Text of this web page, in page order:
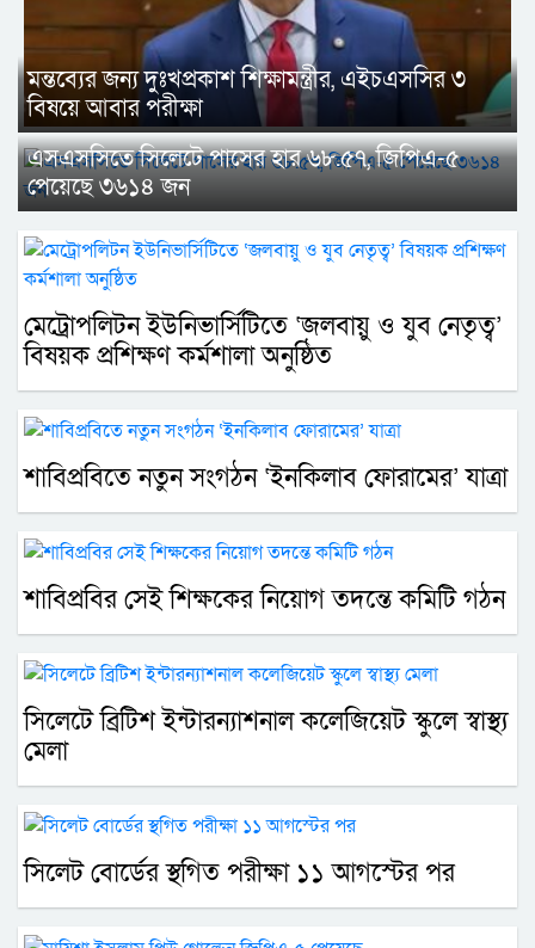
মন্তব্যের জন্য দুঃখপ্রকাশ শিক্ষামন্ত্রীর, এইচএসসির ৩
বিষয়ে আবার পরীক্ষা
এসএসসিতে সিলেটে পাসের হার ৬৮.৫৭, জিপিএ-৫
পেয়েছে ৩৬১৪ জন
মেট্রোপলিটন ইউনিভার্সিটিতে ‘জলবায়ু ও যুব নেতৃত্ব’
বিষয়ক প্রশিক্ষণ কর্মশালা অনুষ্ঠিত
শাবিপ্রবিতে নতুন সংগঠন ‘ইনকিলাব ফোরামের’ যাত্রা
শাবিপ্রবির সেই শিক্ষকের নিয়োগ তদন্তে কমিটি গঠন
সিলেটে ব্রিটিশ ইন্টারন্যাশনাল কলেজিয়েট স্কুলে স্বাস্থ্য
মেলা
সিলেট বোর্ডের স্থগিত পরীক্ষা ১১ আগস্টের পর